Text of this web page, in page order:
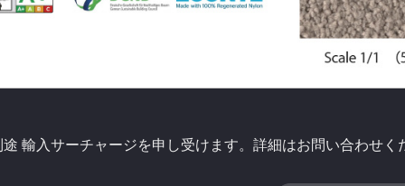
輸入サーチャージを申し受けます。詳細はお問い合わせく